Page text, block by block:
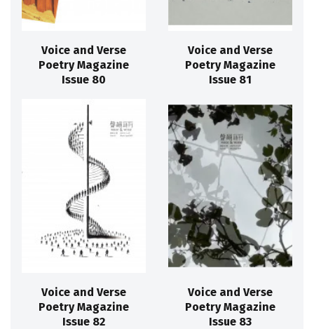
Voice and Verse
Poetry Magazine
Issue 80
Voice and Verse
Poetry Magazine
Issue 81
Voice and Verse
Poetry Magazine
Issue 82
Voice and Verse
Poetry Magazine
Issue 83